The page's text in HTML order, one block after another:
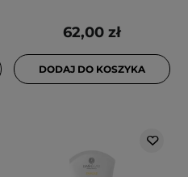
62,00 zł
DODAJ DO KOSZYKA